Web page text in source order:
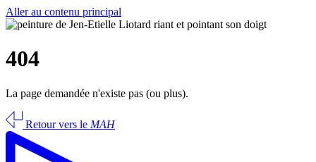
Aller au contenu principal
404
La page demandée n'existe pas (ou plus).
Retour vers le MAH